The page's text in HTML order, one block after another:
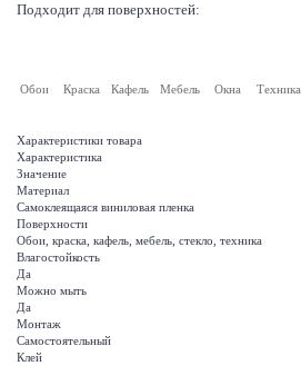
Подходит для поверхностей:
Обои Краска Кафель Мебель Окна Техника
Характеристики товара
Характеристика
Значение
Материал
Самоклеящаяся виниловая пленка
Поверхности
Обои, краска, кафель, мебель, стекло, техника
Влагостойкость
Да
Можно мыть
Да
Монтаж
Самостоятельный
Клей